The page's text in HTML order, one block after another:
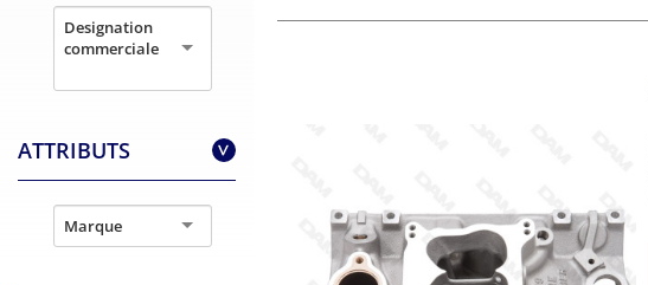
Designation
commerciale
ATTRIBUTS >
Marque